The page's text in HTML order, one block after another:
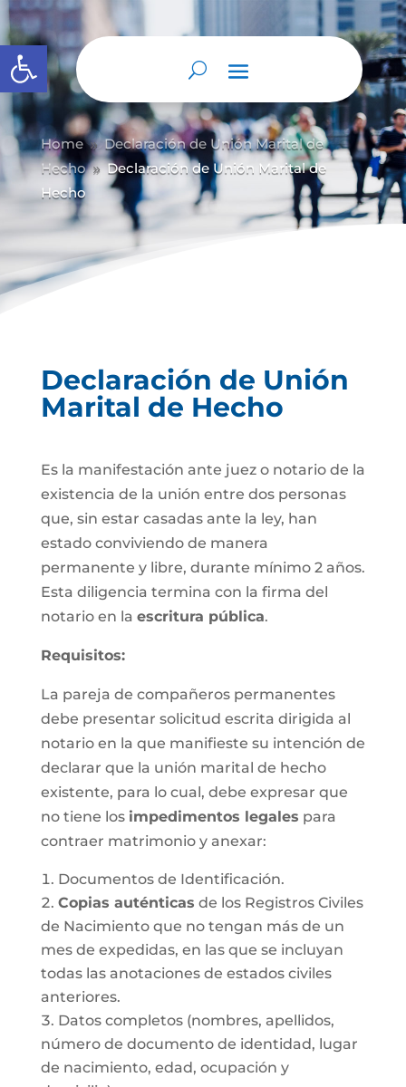
Abrir barra de herramientas
Home 9 Declaración de Unión Marital de
Hecho 9 Declaración de Unión Marital de
Hecho
Declaración de Unión
Marital de Hecho
Es la manifestación ante juez o notario de la
existencia de la unión entre dos personas
que, sin estar casadas ante la ley, han
estado conviviendo de manera
permanente y libre, durante mínimo 2 años.
Esta diligencia termina con la firma del
notario en la escritura pública.
Requisitos:
La pareja de compañeros permanentes
debe presentar solicitud escrita dirigida al
notario en la que manifieste su intención de
declarar que la unión marital de hecho
existente, para lo cual, debe expresar que
no tiene los impedimentos legales para
contraer matrimonio y anexar:
Documentos de Identificación.
Copias auténticas de los Registros Civiles
de Nacimiento que no tengan más de un
mes de expedidas, en las que se incluyan
todas las anotaciones de estados civiles
anteriores.
Datos completos (nombres, apellidos,
número de documento de identidad, lugar
de nacimiento, edad, ocupación y